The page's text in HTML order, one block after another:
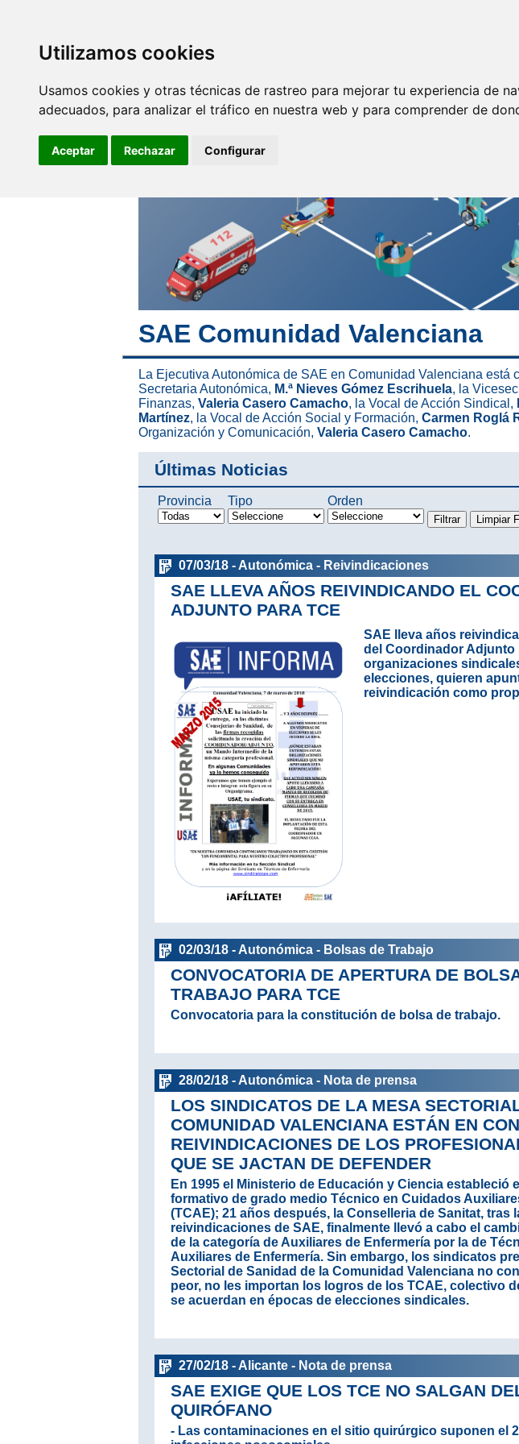
Utilizamos cookies
Usamos cookies y otras técnicas de rastreo para mejorar tu experiencia de
adecuados, para analizar el tráfico en nuestra web y para comprender de
Aceptar Rechazar Configurar
somos tu voz
SAE Comunidad Valenciana
La Ejecutiva Autonómica de SAE en Comunidad Valenciana está
Secretaria Autonómica, M.ª Nieves Gómez Escrihuela, la
Finanzas, Valeria Casero Camacho, la Vocal de Acción Sindical,
Martínez, la Vocal de Acción Social y Formación, Carmen Roglá
Organización y Comunicación, Valeria Casero Camacho.
Últimas Noticias
Provincia Tipo Orden
07/03/18 - Autonómica - Reivindicaciones
SAE LLEVA AÑOS REIVINDICANDO EL
ADJUNTO PARA TCE
SAE lleva años
del Coordinador Adjunto
organizaciones
elecciones, quieren
reivindicación como
02/03/18 - Autonómica - Bolsas de Trabajo
CONVOCATORIA DE APERTURA DE
TRABAJO PARA TCE
Convocatoria para la constitución de bolsa de trabajo.
28/02/18 - Autonómica - Nota de prensa
LOS SINDICATOS DE LA MESA
COMUNIDAD VALENCIANA ESTÁN EN
REIVINDICACIONES DE LOS
QUE SE JACTAN DE DEFENDER
En 1995 el Ministerio de Educación y Ciencia estableció
formativo de grado medio Técnico en Cuidados
(TCAE); 21 años después, la Conselleria de Sanitat, tras
reivindicaciones de SAE, finalmente llevó a cabo el
de la categoría de Auxiliares de Enfermería por la de
Auxiliares de Enfermería. Sin embargo, los sindicatos
Sectorial de Sanidad de la Comunidad Valenciana no
peor, no les importan los logros de los TCAE, colectivo
se acuerdan en épocas de elecciones sindicales.
27/02/18 - Alicante - Nota de prensa
SAE EXIGE QUE LOS TCE NO SALGAN
QUIRÓFANO
- Las contaminaciones en el sitio quirúrgico suponen el